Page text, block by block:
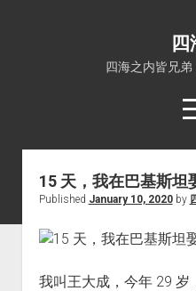
四海之内皆兄
四
涨
关于
15 天，我在巴基斯坦
Published January 10, 2020by
我叫王大成，今年 29 岁